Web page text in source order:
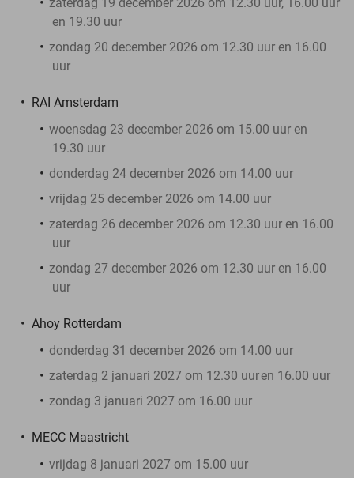
en 19.30 uur
zondag 20 december 2026 om 12.30 uur en 16.00
uur
RAI Amsterdam
woensdag 23 december 2026 om 15.00 uur en
19.30 uur
donderdag 24 december 2026 om 14.00 uur
vrijdag 25 december 2026 om 14.00 uur
zaterdag 26 december 2026 om 12.30 uur en 16.00
uur
zondag 27 december 2026 om 12.30 uur en 16.00
uur
Ahoy Rotterdam
donderdag 31 december 2026 om 14.00 uur
zaterdag 2 januari 2027 om 12.30 uuren 16.00 uur
zondag 3 januari 2027 om 16.00 uur
MECC Maastricht
vrijdag 8 januari 2027 om 15.00 uur